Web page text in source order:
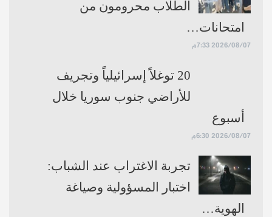
حساباتنا:
الطلاب محرومون من
امتحانات…
2026/08/07 7:33م
20 توغلاً إسرائيلياً وتجريف
للأراضي جنوب سوريا خلال
أسبوع
2026/08/07 6:30م
تجربة الاغتراب عند الشباب:
اختبار المسؤولية وصياغة
الهوية…